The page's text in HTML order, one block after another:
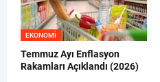
EKONOMI
Temmuz Ayı Enflasyon
Rakamları Açıklandı (2026)